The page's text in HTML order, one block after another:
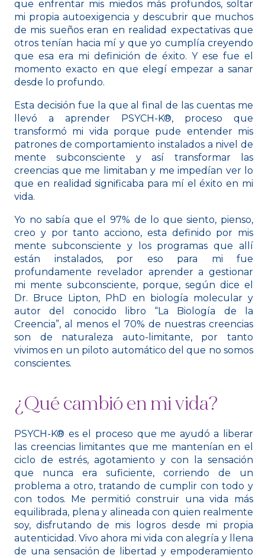
que enfrentar mis miedos más profundos, soltar
mi propia autoexigencia y descubrir que muchos
de mis sueños eran en realidad expectativas que
otros tenían hacia mí y que yo cumplía creyendo
que esa era mi definición de éxito. Y ese fue el
momento exacto en que elegí empezar a sanar
desde lo profundo.
Esta decisión fue la que al final de las cuentas me
llevó a aprender PSYCH-K®, proceso que
transformó mi vida porque pude entender mis
patrones de comportamiento instalados a nivel de
mente subconsciente y así transformar las
creencias que me limitaban y me impedían ver lo
que en realidad significaba para mí el éxito en mi
vida.
Yo no sabía que el 97% de lo que siento, pienso,
creo y por tanto acciono, esta definido por mis
mente subconsciente y los programas que allí
están instalados, por eso para mi fue
profundamente revelador aprender a gestionar
mi mente subconsciente, porque, según dice el
Dr. Bruce Lipton, PhD en biología molecular y
autor del conocido libro “La Biología de la
Creencia”, al menos el 70% de nuestras creencias
son de naturaleza auto-limitante, por tanto
vivimos en un piloto automático del que no somos
conscientes.
¿Qué cambió en mi vida?
PSYCH-K® es el proceso que me ayudó a liberar
las creencias limitantes que me mantenían en el
ciclo de estrés, agotamiento y con la sensación
que nunca era suficiente, corriendo de un
problema a otro, tratando de cumplir con todo y
con todos.
Me permitió construir una vida más
equilibrada, plena y alineada con quien realmente
soy, disfrutando de mis logros desde mi propia
autenticidad. Vivo ahora mi vida con alegría y llena
de una sensación de libertad y empoderamiento